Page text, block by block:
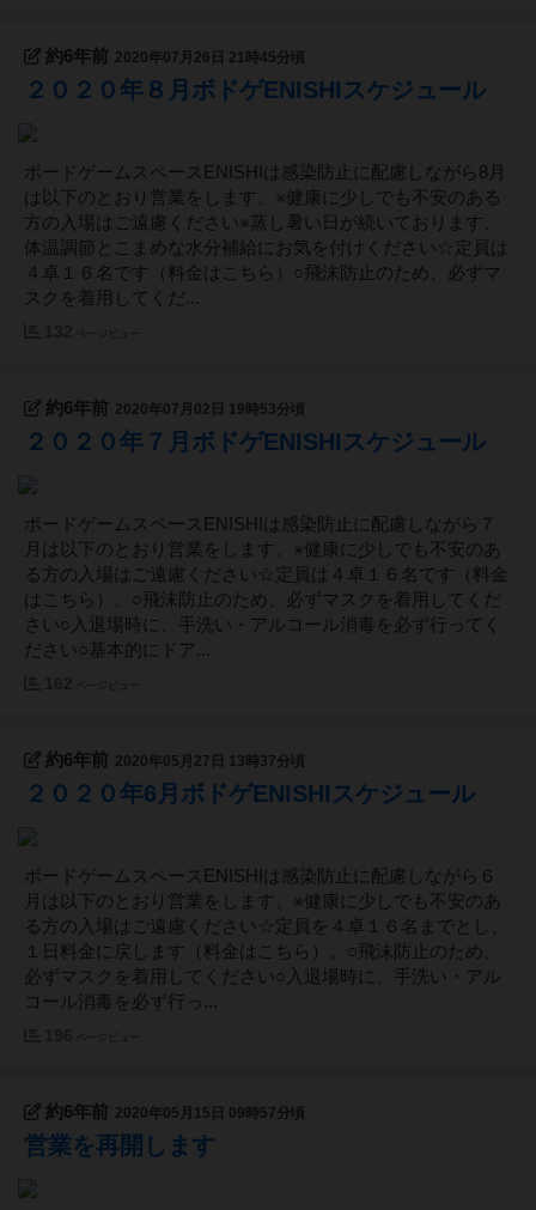
約6年前 2020年07月26日 21時45分頃
２０２０年８月ボドゲENISHIスケジュール
ボードゲームスペースENISHIは感染防止に配慮しながら8月
は以下のとおり営業をします。※健康に少しでも不安のある
方の入場はご遠慮ください※蒸し暑い日が続いております、
体温調節とこまめな水分補給にお気を付けください☆定員は
４卓１６名です（料金はこちら）○飛沫防止のため、必ずマ
スクを着用してくだ...
約6年前 2020年07月02日 19時53分頃
２０２０年７月ボドゲENISHIスケジュール
ボードゲームスペースENISHIは感染防止に配慮しながら７
月は以下のとおり営業をします。※健康に少しでも不安のあ
る方の入場はご遠慮ください☆定員は４卓１６名です（料金
はこちら）。○飛沫防止のため、必ずマスクを着用してくだ
さい○入退場時に、手洗い・アルコール消毒を必ず行ってく
ださい○基本的にドア...
約6年前 2020年05月27日 13時37分頃
２０２０年6月ボドゲENISHIスケジュール
ボードゲームスペースENISHIは感染防止に配慮しながら６
月は以下のとおり営業をします。※健康に少しでも不安のあ
る方の入場はご遠慮ください☆定員を４卓１６名までとし、
１日料金に戻します（料金はこちら）。○飛沫防止のため、
必ずマスクを着用してください○入退場時に、手洗い・アル
コール消毒を必ず行っ...
約6年前 2020年05月15日 09時57分頃
営業を再開します